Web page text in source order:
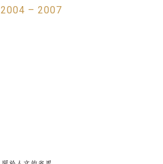
2004 – 2007